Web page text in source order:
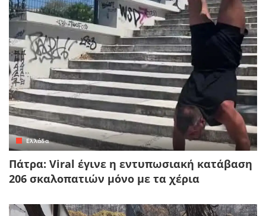
Ελλάδα
Πάτρα: Viral έγινε η εντυπωσιακή κατάβαση
206 σκαλοπατιών μόνο με τα χέρια